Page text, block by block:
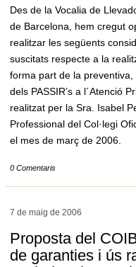
Des de la Vocalia de
de Barcelona, hem cregut
realitzar les següents
suscitats respecte a la
forma part de la
dels PASSIR’s a l´Atenció
realitzat per la Sra. Isabel
Professional del Col·legi
el mes de març de 2006.
0 Comentaris
7 de maig de 2006
Proposta del
de garanties i ús